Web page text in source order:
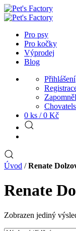
Pro psy
Pro kočky
Výprodej
Blog
Přihlášení
0 ks / 0 Kč
Úvod /Renate
Renate
Zobrazen jediný